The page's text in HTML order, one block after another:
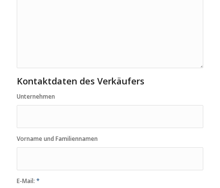
Kontaktdaten des Verkäufers
Unternehmen
Vorname und Familiennamen
E-Mail: *